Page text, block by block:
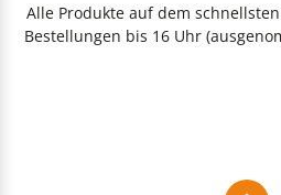
Alle Produkte auf dem
Bestellungen bis 16 Uhr